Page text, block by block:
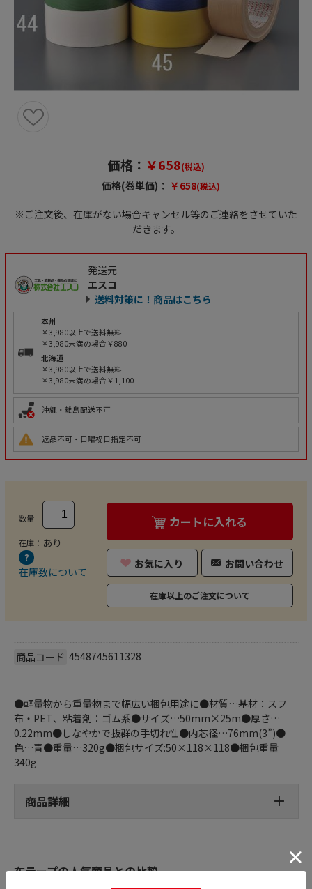
価格： ￥658(税込)
価格(巻単価)： ￥658(税込)
※ご注文後、在庫がない場合キャンセル等のご連絡をさせていた
だきます。
発送元
エスコ
送料対策に！商品はこちら
本州
￥3,980以上で送料無料
￥3,980未満の場合￥880
北海道
￥3,980以上で送料無料
￥3,980未満の場合￥1,100
沖縄・離島配送不可
返品不可・日曜祝日指定不可
数量
在庫： あり
在庫数について
カートに入れる
お気に入り お問い合わせ
在庫以上のご注文について
商品コード 4548745611328
●軽量物から重量物まで幅広い梱包用途に●材質…基材：スフ
布・PET、粘着剤：ゴム系●サイズ…50mm×25m●厚さ…
0.22mm●しなやかで抜群の手切れ性●内芯径…76mm(3”)●
色…青●重量…320g●梱包サイズ:50×118×118●梱包重量
340g
商品詳細
布テープの人気商品との比較